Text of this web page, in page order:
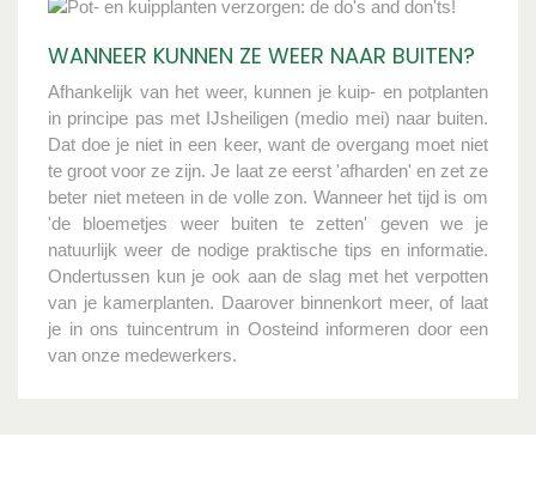
WANNEER KUNNEN ZE WEER NAAR BUITEN?
Afhankelijk van het weer, kunnen je kuip- en potplanten
in principe pas met IJsheiligen (medio mei) naar buiten.
Dat doe je niet in een keer, want de overgang moet niet
te groot voor ze zijn. Je laat ze eerst 'afharden' en zet ze
beter niet meteen in de volle zon. Wanneer het tijd is om
'de bloemetjes weer buiten te zetten' geven we je
natuurlijk weer de nodige praktische tips en informatie.
Ondertussen kun je ook aan de slag met het verpotten
van je kamerplanten. Daarover binnenkort meer, of laat
je in ons tuincentrum in Oosteind informeren door een
van onze medewerkers.